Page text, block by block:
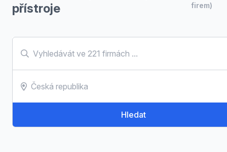
přístroje
firem)
Hledat